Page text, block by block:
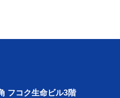
R8.5.5）振り返り
フコク生命ビル3階